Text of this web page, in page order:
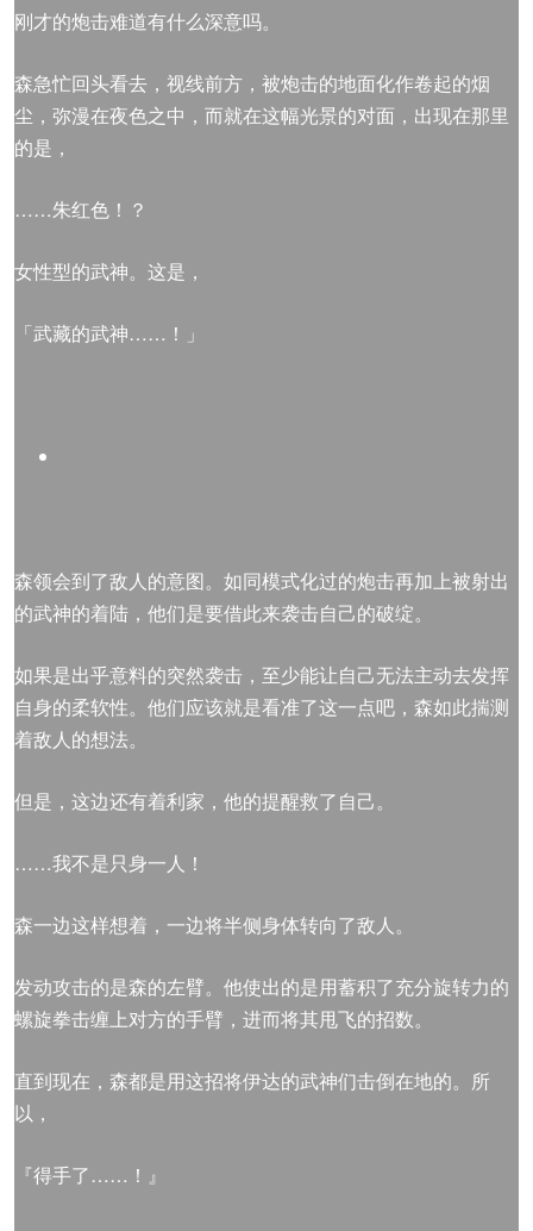
刚才的炮击难道有什么深意吗。
森急忙回头看去，视线前方，被炮击的地面化作卷起的烟
尘，弥漫在夜色之中，而就在这幅光景的对面，出现在那里
的是，
……朱红色！？
女性型的武神。这是，
「武藏的武神……！」
森领会到了敌人的意图。如同模式化过的炮击再加上被射出
的武神的着陆，他们是要借此来袭击自己的破绽。
如果是出乎意料的突然袭击，至少能让自己无法主动去发挥
自身的柔软性。他们应该就是看准了这一点吧，森如此揣测
着敌人的想法。
但是，这边还有着利家，他的提醒救了自己。
……我不是只身一人！
森一边这样想着，一边将半侧身体转向了敌人。
发动攻击的是森的左臂。他使出的是用蓄积了充分旋转力的
螺旋拳击缠上对方的手臂，进而将其甩飞的招数。
直到现在，森都是用这招将伊达的武神们击倒在地的。所
以，
『得手了……！』